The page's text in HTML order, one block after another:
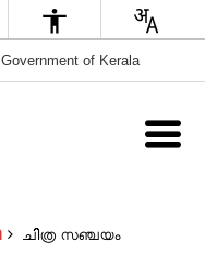
Government of Kerala
ചിത്ര സഞ്ചയം